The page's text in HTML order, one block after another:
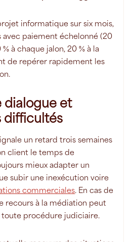
informatique sur six mois,
avec paiement échelonné (20
à chaque jalon, 20 % à la
de repérer rapidement les
dialogue et
difficultés
un retard trois semaines
client le temps de
mieux adapter un
subir une inexécution voire
commerciales. En cas de
recours à la médiation peut
toute procédure judiciaire.